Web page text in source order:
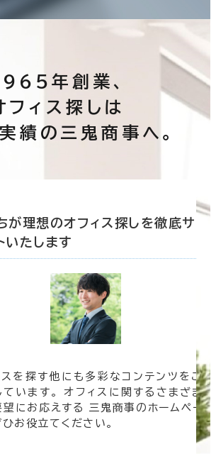
年創業、
フィス探しは
績の三鬼商事へ。
が理想のオフィス探しを徹底サ
いたします
スを探す他にも多彩なコンテンツをご
ています。 オフィスに関するさまざま
望にお応えする 三鬼商事のホームペー
お役立てください。